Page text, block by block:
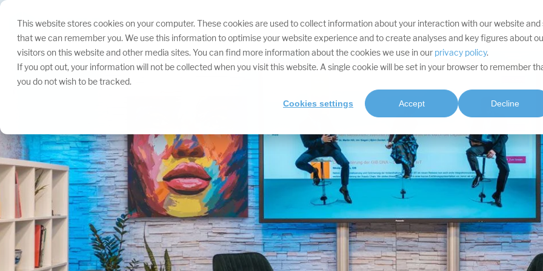
This website stores cookies on your computer. These cookies are used to collect information about your interaction with our website and
that we can remember you. We use this information to optimise your website experience and to create analyses and key figures about
visitors on this website and other media sites. You can find more information about the cookies we use in our privacy policy.
If you opt out, your information will not be collected when you visit this website. A single cookie will be set in your browser to remember
you do not wish to be tracked.
Cookies settings Accept Decline
Navigation
überspringen.
IHRE ZIELE DIVISIONEN LEISTUNGEN PROJEKTE SOFTWARE